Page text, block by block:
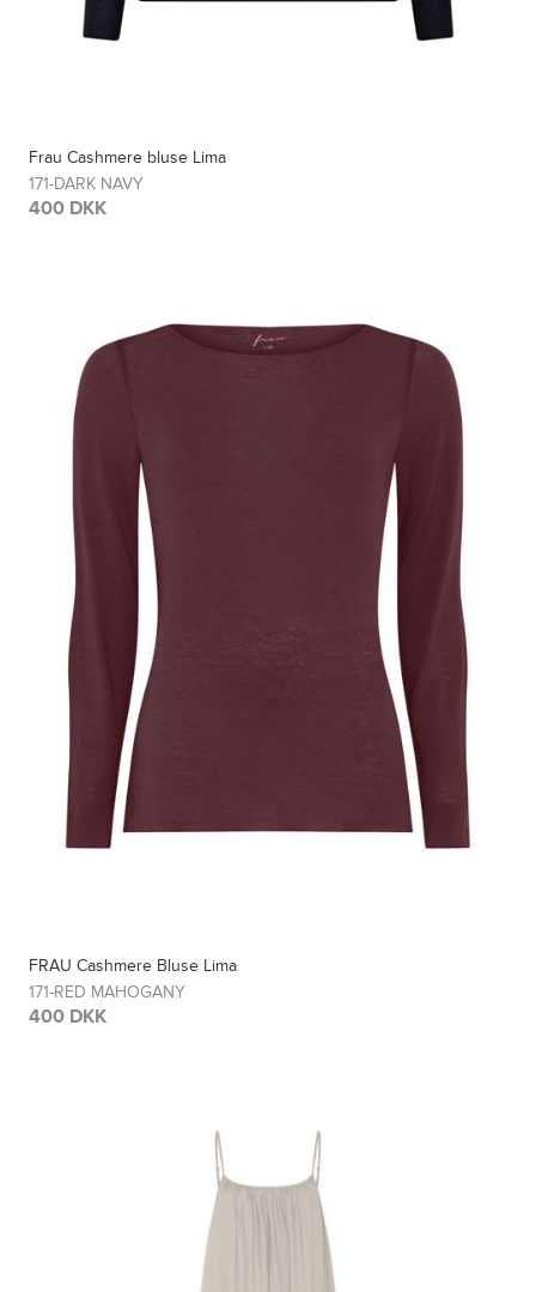
Frau Cashmere bluse Lima
171-DARK NAVY
400 DKK
FRAU Cashmere Bluse Lima
171-RED MAHOGANY
400 DKK